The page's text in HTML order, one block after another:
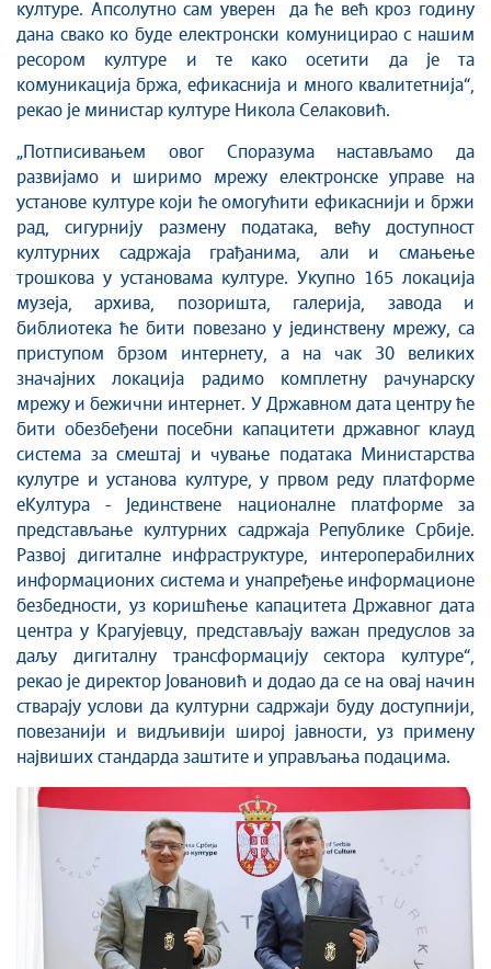
културе. Апсолутно сам уверен да ће већ кроз годину
дана свако ко буде електронски комуницирао с нашим
ресором културе и те како осетити да је та
комуникација бржа, ефикаснија и много квалитетнија“,
рекао је министар културе Никола Селаковић.
„Потписивањем овог Споразума настављамо да
развијамо и ширимо мрежу електронске управе на
установе културе који ће омогућити ефикаснији и бржи
рад, сигурнију размену података, већу доступност
културних садржаја грађанима, али и смањење
трошкова у установама културе. Укупно 165 локација
музеја, архива, позоришта, галерија, завода и
библиотека ће бити повезано у јединствену мрежу, са
приступом брзом интернету, а на чак 30 великих
значајних локација радимо комплетну рачунарску
мрежу и бежични интернет. У Државном дата центру ће
бити обезбеђени посебни капацитети државног клауд
система за смештај и чување података Министарства
кулутре и установа културе, у првом реду платформе
еКултура - Јединственe националнe платформe за
представљање културних садржаја Републике Србије.
Развој дигиталне инфраструктуре, интероперабилних
информационих система и унапређење информационе
безбедности, уз коришћење капацитета Државног дата
центра у Крагујевцу, представљају важан предуслов за
даљу дигиталну трансформацију сектора културе“,
рекао је директор Јовановић и додао да се на овај начин
стварају услови да културни садржаји буду доступнији,
повезанији и видљивији широј јавности, уз примену
највиших стандарда заштите и управљања подацима.